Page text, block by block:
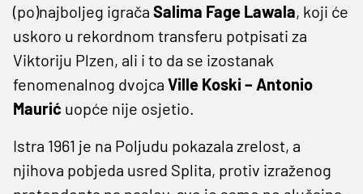
(po)najboljeg igrača Salima Fage Lawala, koji će
uskoro u rekordnom transferu potpisati za
Viktoriju Plzen, ali i to da se izostanak
fenomenalnog dvojca Ville Koski – Antonio
Maurić uopće nije osjetio.
Istra 1961 je na Poljudu pokazala zrelost, a
njihova pobjeda usred Splita, protiv izraženog